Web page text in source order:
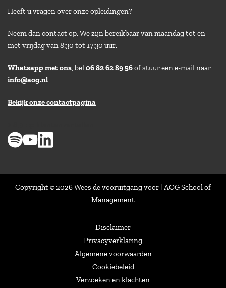
Heeft u vragen over onze opleidingen?
Neem dan contact op. We zijn bereikbaar van maandag tot en
met vrijdag van 8:30 tot 17:30 uur.
Whatsapp met ons, bel06 82 62 89 56of stuur een e-mail naar
info@aog.nl
Bekijk onze contactpagina
Copyright © 2026 Wees de vooruitgang voor | AOG School of
Management
Disclaimer
Privacyverklaring
Algemene voorwaarden
Cookiebeleid
Verzoeken en klachten